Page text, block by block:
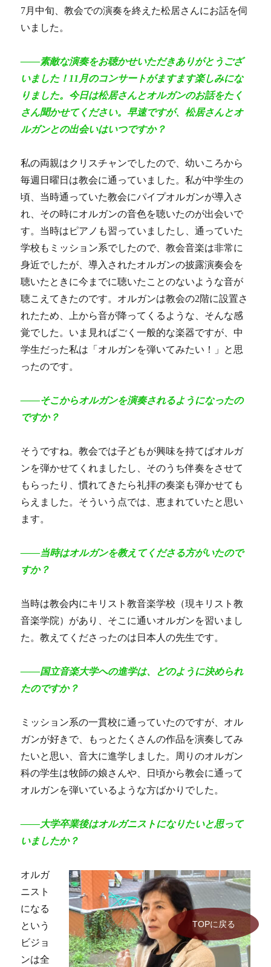
7月中旬、教会での演奏を終えた松居さんにお話を伺
いました。
――素敵な演奏をお聴かせいただきありがとうござ
いました！11月のコンサートがますます楽しみにな
りました。今日は松居さんとオルガンのお話をたく
さん聞かせてください。早速ですが、松居さんとオ
ルガンとの出会いはいつですか？
私の両親はクリスチャンでしたので、幼いころから
毎週日曜日は教会に通っていました。私が中学生の
頃、当時通っていた教会にパイプオルガンが導入さ
れ、その時にオルガンの音色を聴いたのが出会いで
す。当時はピアノも習っていましたし、通っていた
学校もミッション系でしたので、教会音楽は非常に
身近でしたが、導入されたオルガンの披露演奏会を
聴いたときに今までに聴いたことのないような音が
聴こえてきたのです。オルガンは教会の2階に設置さ
れたため、上から音が降ってくるような、そんな感
覚でした。いま見ればごく一般的な楽器ですが、中
学生だった私は「オルガンを弾いてみたい！」と思
ったのです。
――そこからオルガンを演奏されるようになったの
ですか？
そうですね。教会では子どもが興味を持てばオルガ
ンを弾かせてくれましたし、そのうち伴奏をさせて
もらったり、慣れてきたら礼拝の奏楽も弾かせても
らえました。そういう点では、恵まれていたと思い
ます。
――当時はオルガンを教えてくださる方がいたので
すか？
当時は教会内にキリスト教音楽学校（現キリスト教
音楽学院）があり、そこに通いオルガンを習いまし
た。教えてくださったのは日本人の先生です。
――国立音楽大学への進学は、どのように決められ
たのですか？
ミッション系の一貫校に通っていたのですが、オル
ガンが好きで、もっとたくさんの作品を演奏してみ
たいと思い、音大に進学しました。周りのオルガン
科の学生は牧師の娘さんや、日頃から教会に通って
オルガンを弾いているような方ばかりでした。
――大学卒業後はオルガニストになりたいと思って
いましたか？
オルガ
ニスト
になる
という
ビジョ
ンは全
TOPに戻る